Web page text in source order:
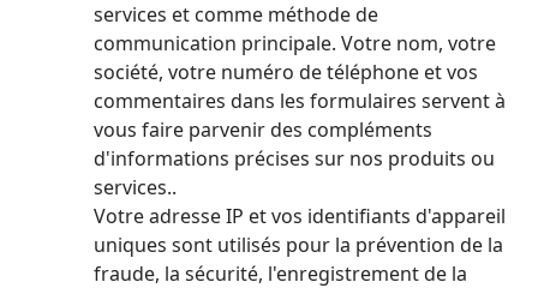
services et comme méthode de
communication principale. Votre nom, votre
société, votre numéro de téléphone et vos
commentaires dans les formulaires servent à
vous faire parvenir des compléments
d'informations précises sur nos produits ou
services..
Votre adresse IP et vos identifiants d'appareil
uniques sont utilisés pour la prévention de la
fraude, la sécurité, l'enregistrement de la